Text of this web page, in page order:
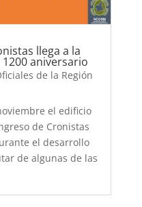
llega a la
aniversario
de la Región
el edificio
de Cronistas
el desarrollo
de algunas de las